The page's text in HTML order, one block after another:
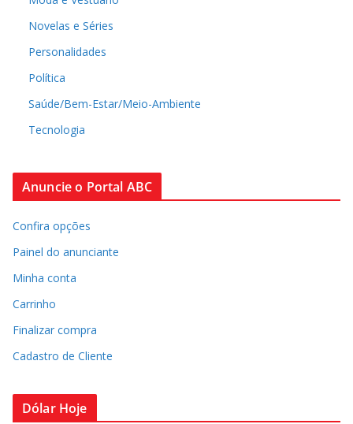
Novelas e Séries
Personalidades
Política
Saúde/Bem-Estar/Meio-Ambiente
Tecnologia
Anuncie o Portal ABC
Confira opções
Painel do anunciante
Minha conta
Carrinho
Finalizar compra
Cadastro de Cliente
Dólar Hoje